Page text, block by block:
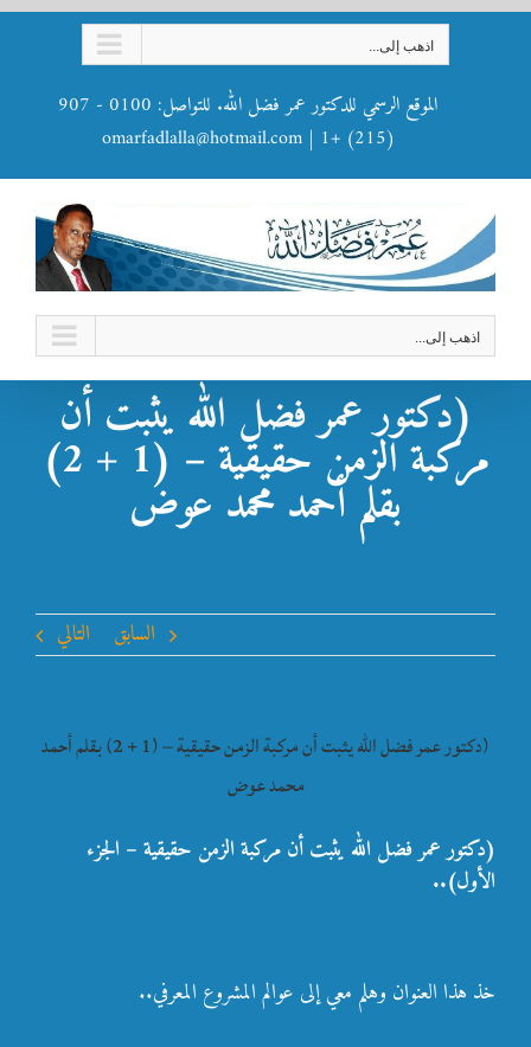
اذهب إلى...
الموقع الرسمي للدكتور عمر فضل الله. للتواصل: 0100 - 907
(215) +1
|
omarfadlalla@hotmail.com
اذهب إلى...
(دكتور عمر فضل الله يثبت أن
مركبة الزمن حقيقية – (1 + 2)
بقلم أحمد محمد عوض
السابق التالي
(دكتور عمر فضل الله يثبت أن مركبة الزمن حقيقية – (1 + 2) بقلم أحمد
محمد عوض
(دكتور عمر فضل الله يثبت أن مركبة الزمن حقيقية – الجزء
الأول)..
خذ هذا العنوان وهلم معي إلى عوالم المشروع المعرفي..